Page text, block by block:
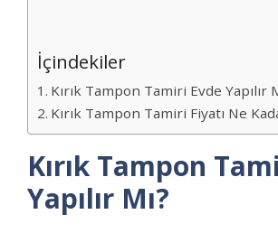
İçindekiler
Kırık Tampon Tamiri Evde Yapılır
Kırık Tampon Tamiri Fiyatı Ne
Kırık Tampon
Yapılır Mı?